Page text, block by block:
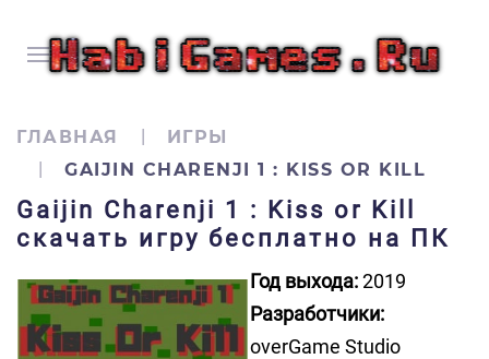
ГЛАВНАЯ
ИГРЫ
GAIJIN CHARENJI 1 : KISS OR KILL
Gaijin Charenji 1 : Kiss or Kill
скачать игру бесплатно на ПК
Год выхода:2019
Разработчики:
overGame Studio